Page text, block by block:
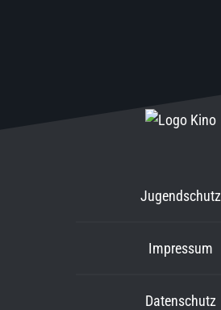
Jugendschutz
Impressum
Datenschutz